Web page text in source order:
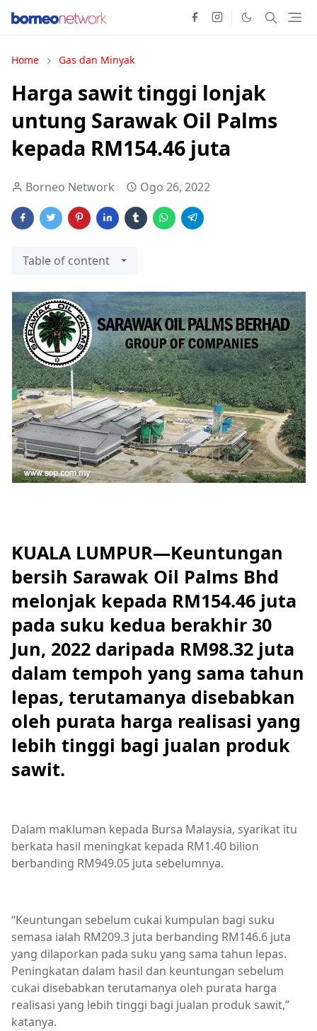
Home Gas dan Minyak
Harga sawit tinggi lonjak
untung Sarawak Oil Palms
kepada RM154.46 juta
Borneo Network Ogo 26, 2022
Table of content
KUALA LUMPUR—Keuntungan
bersih Sarawak Oil Palms Bhd
melonjak kepada RM154.46 juta
pada suku kedua berakhir 30
Jun, 2022 daripada RM98.32 juta
dalam tempoh yang sama tahun
lepas, terutamanya disebabkan
oleh purata harga realisasi yang
lebih tinggi bagi jualan produk
sawit.
Dalam makluman kepada Bursa Malaysia, syarikat itu
berkata hasil meningkat kepada RM1.40 bilion
berbanding RM949.05 juta sebelumnya.
“Keuntungan sebelum cukai kumpulan bagi suku
semasa ialah RM209.3 juta berbanding RM146.6 juta
yang dilaporkan pada suku yang sama tahun lepas.
Peningkatan dalam hasil dan keuntungan sebelum
cukai disebabkan terutamanya oleh purata harga
realisasi yang lebih tinggi bagi jualan produk sawit,”
katanya.